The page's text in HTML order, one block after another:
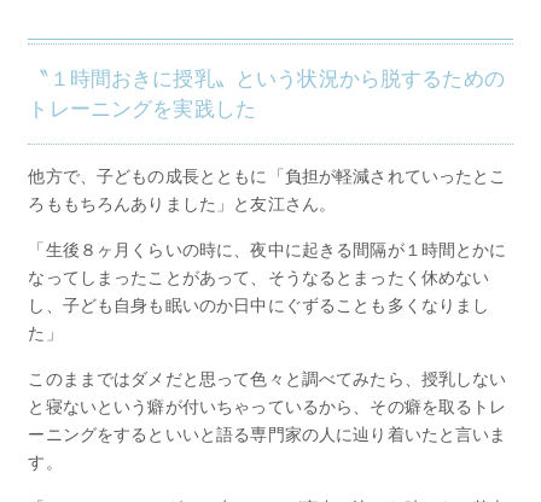
〝１時間おきに授乳〟という状況から脱するための
トレーニングを実践した
他方で、子どもの成長とともに「負担が軽減されていったとこ
ろももちろんありました」と友江さん。
「生後８ヶ月くらいの時に、夜中に起きる間隔が１時間とかに
なってしまったことがあって、そうなるとまったく休めない
し、子ども自身も眠いのか日中にぐずることも多くなりまし
た」
このままではダメだと思って色々と調べてみたら、授乳しない
と寝ないという癖が付いちゃっているから、その癖を取るトレ
ーニングをするといいと語る専門家の人に辿り着いたと言いま
す。